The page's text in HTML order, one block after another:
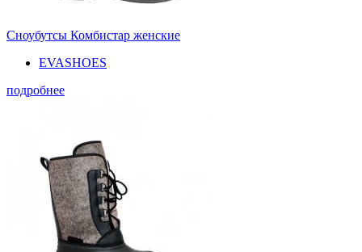
Сноубутсы Комбистар женские
EVASHOES
подробнее